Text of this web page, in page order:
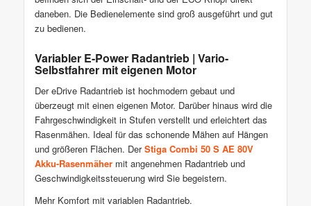
daneben. Die Bedienelemente sind groß ausgeführt und gut
zu bedienen.
Variabler E-Power Radantrieb | Vario-
Selbstfahrer mit eigenen Motor
Der eDrive Radantrieb ist hochmodern gebaut und
überzeugt mit einen eigenen Motor. Darüber hinaus wird die
Fahrgeschwindigkeit in Stufen verstellt und erleichtert das
Rasenmähen. Ideal für das schonende Mähen auf Hängen
und größeren Flächen. DerStiga Combi 50 S AE 80V
Akku-Rasenmähermit angenehmen Radantrieb und
Geschwindigkeitssteuerung wird Sie begeistern.
Mehr Komfort mit variablen Radantrieb.